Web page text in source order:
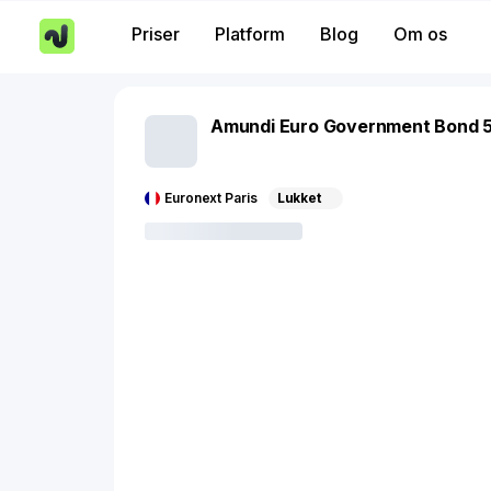
Priser Platform Blog Om os
Amundi Euro Government Bond
Euronext Paris Lukket